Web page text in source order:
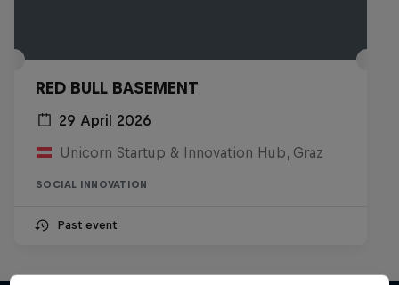
RED BULL BASEMENT
29 April 2026
Unicorn Startup & Innovation Hub, Graz
SOCIAL INNOVATION
Past event